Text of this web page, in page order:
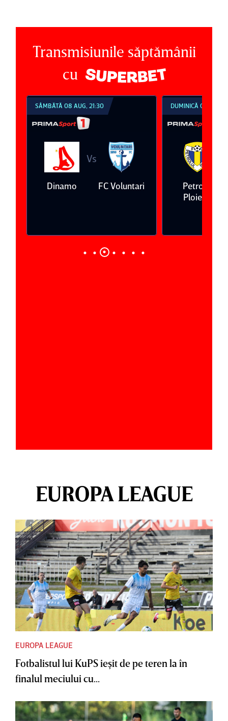
Transmisiunile săptămânii
cu
SÂMBĂTĂ 08 AUG, 21:30
Dinamo
Vs
FC Voluntari
DUMINICĂ 09 AUG,
Petrolul
Ploieşti
EUROPA LEAGUE
EUROPA LEAGUE
Fotbalistul lui KuPS ieşit de pe teren la în
finalul meciului cu...